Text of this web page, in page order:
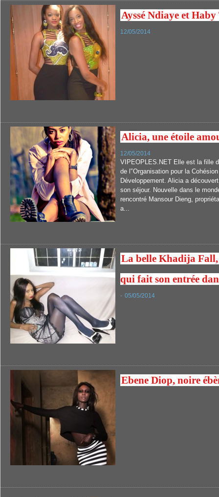
Ayssé Ndiaye et
12/05/2014
Alicia, une étoile
12/05/2014
VIPEOPLES.NET Elle est la fille
de l'’Organisation pour la
Développement. Alicia a
son séjour. Nouvelle dans le
rencontré Mansour Dieng,
a...
La belle Khadija
qui fait son entrée
- 05/05/2014
Ebene Diop, noire